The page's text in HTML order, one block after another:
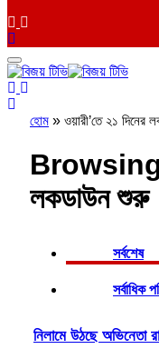
হোম » ওয়ারী’তে ২১ দিনের
লকডাউন শুরু
সর্বশেষ
সর্বাধিক
নিলামে উঠছে অভিনেতা